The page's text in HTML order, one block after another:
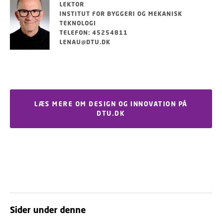
LEKTOR
INSTITUT FOR BYGGERI OG MEKANISK
TEKNOLOGI
TELEFON: 45254811
LENAU@DTU.DK
LÆS MERE OM DESIGN OG INNOVATION PÅ
DTU.DK
Sider under denne